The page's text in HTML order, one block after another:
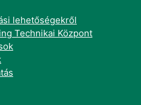
lehetőségekről
Technikai Központ